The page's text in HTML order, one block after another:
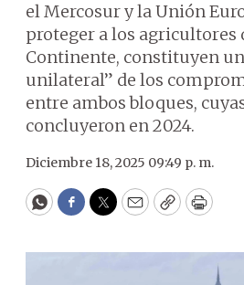
el Mercosur y la Unión
proteger a los agricultores
Continente, constituyen
unilateral” de los
entre ambos bloques,
concluyeron en 2024.
Diciembre 18, 2025 09:49 p. m.
WhatsApp
Facebook
Twitter
EmailCopyPrint